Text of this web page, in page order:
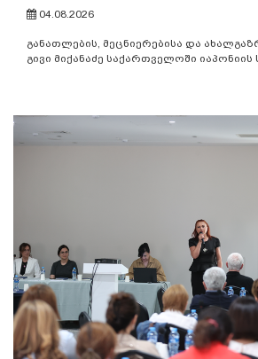
04.08.2026
განათლების, მეცნიერებისა და
გივი მიქანაძე საქართველოში იაპონიის